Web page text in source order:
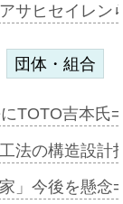
サヒセイレ
団体・組合
TOTO吉本氏
法の構造設
」今後を懸